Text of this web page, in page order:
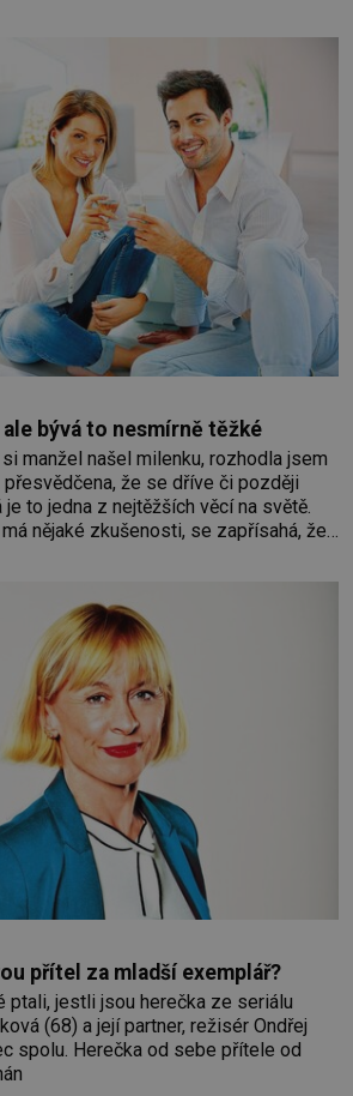
poznáváním památek ve Velkých
bývá to nesmírně těžké
manžel našel milenku, rozhodla jsem
že se dříve či později
to jedna z nejtěžších věcí na světě.
nějaké zkušenosti, se zapřísahá, že
přítel za mladší exemplář?
ptali, jestli jsou herečka ze seriálu
(68) a její partner, režisér Ondřej
sebe přítele od